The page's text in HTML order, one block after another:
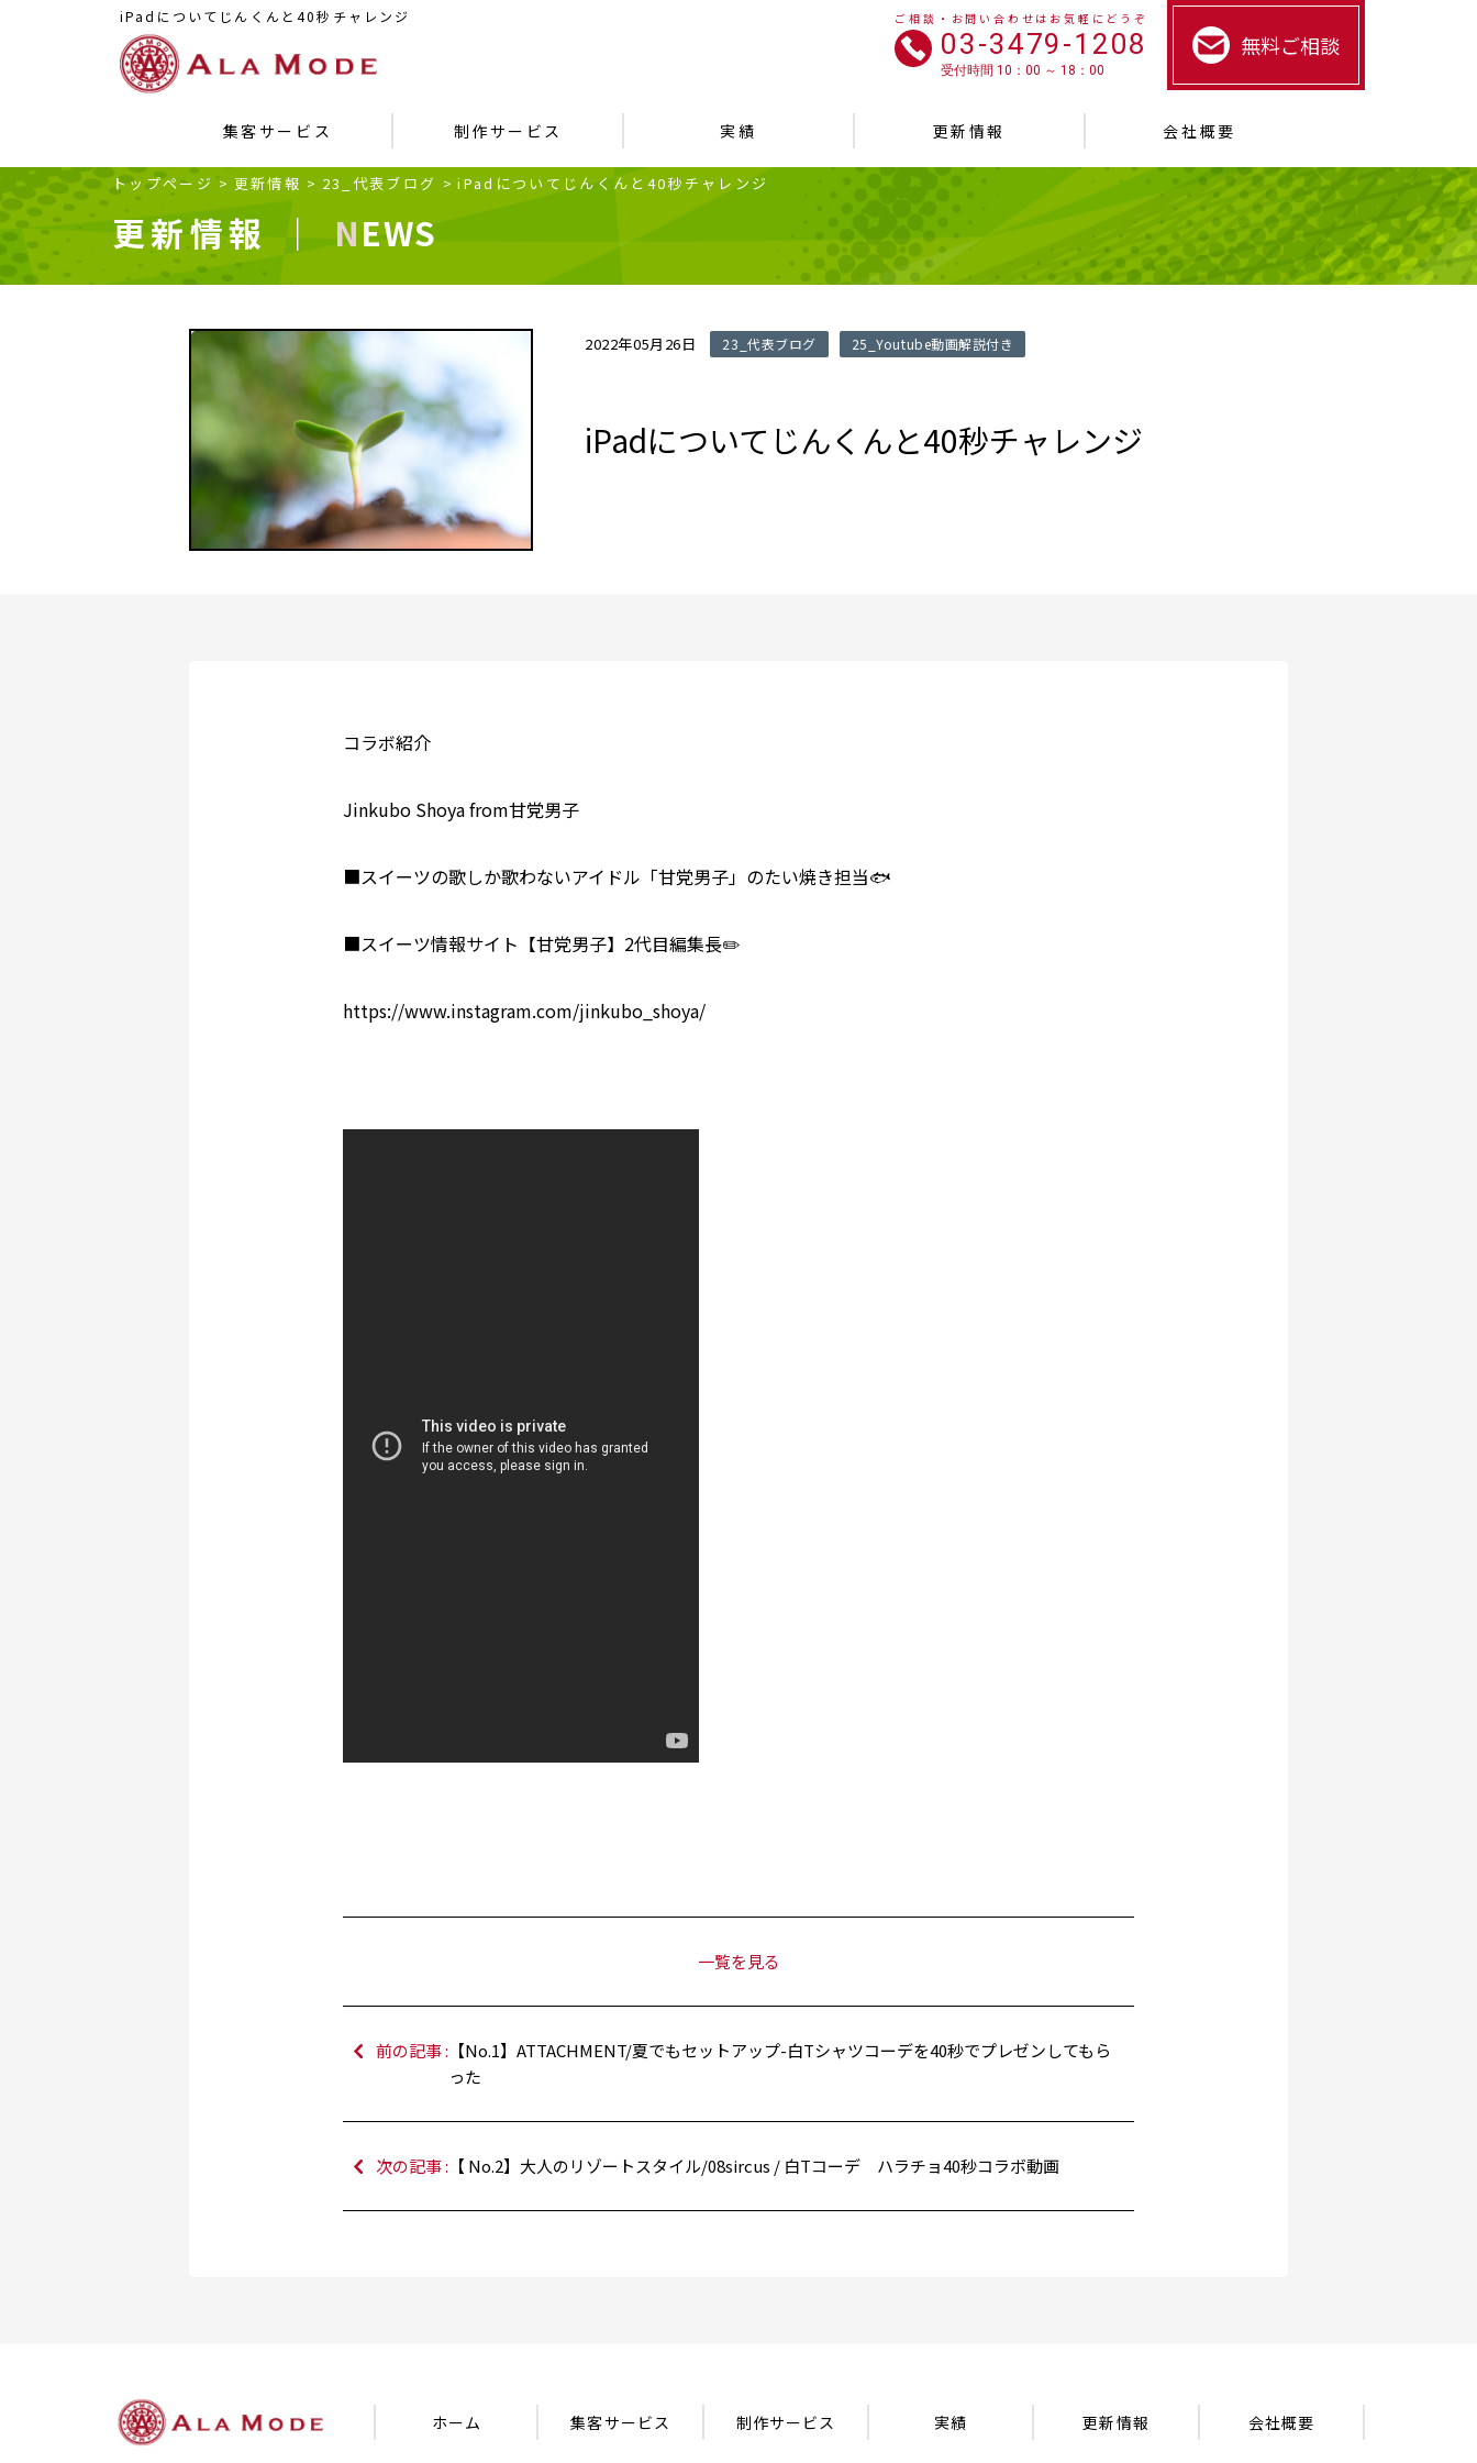
iPadについてじんくんと40秒チャレンジ ご相談・お問い合わせはお気軽にどうぞ
03-3479-1208
受付時間 10：00 ～ 18：00
無料ご相談
集客サービス 制作サービス 実績 更新情報 会社概要
トップページ > 更新情報 > 23_代表ブログ > iPadについてじんくんと40秒チャレンジ
更新情報 ｜ NEWS
2022年05月26日 23_代表ブログ 25_Youtube動画解説付き
iPadについてじんくんと40秒チャレンジ
コラボ紹介
Jinkubo Shoya from甘党男子
■スイーツの歌しか歌わないアイドル「甘党男子」のたい焼き担当🐟
■スイーツ情報サイト【甘党男子】2代目編集長✏️
https://www.instagram.com/jinkubo_shoya/
一覧を見る
前の記事 : 【No.1】ATTACHMENT/夏でもセットアップ-白Tシャツコーデを40秒でプレゼンしてもら
った
次の記事 : 【 No.2】大人のリゾートスタイル/08sircus / 白Tコーデ ハラチョ40秒コラボ動画
ホーム 集客サービス 制作サービス 実績 更新情報 会社概要